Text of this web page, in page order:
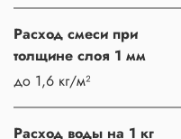
Расход смеси при
толщине слоя 1 мм
до 1,6 кг/м²
Расход воды на 1 кг